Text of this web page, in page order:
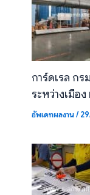
การ์ดเรล ก
ระหว่างเมือ
อัพเดทผลงาน/